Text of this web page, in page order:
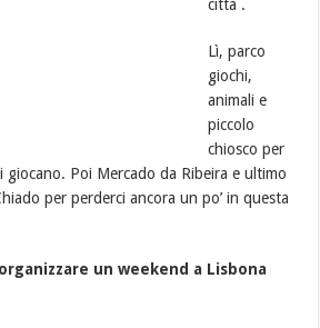
città .
Lì, parco
giochi,
animali e
piccolo
chiosco per
Poi Mercado da Ribeira e ultimo
per perderci ancora un po’ in questa
un weekend a Lisbona